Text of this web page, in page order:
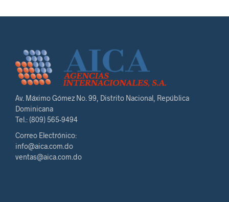
Av. Máximo Gómez No. 99, Distrito Nacional, República
Dominicana
Tel.: (809) 565-9494
Correo Electrónico:
info@aica.com.do
ventas@aica.com.do